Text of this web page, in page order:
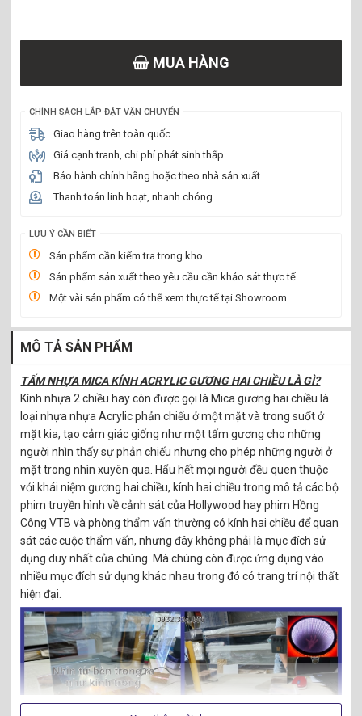
MUA HÀNG
CHÍNH SÁCH LẮP ĐẶT VẬN CHUYỂN
Giao hàng trên toàn quốc
Giá cạnh tranh, chi phí phát sinh thấp
Bảo hành chính hãng hoặc theo nhà sản xuất
Thanh toán linh hoạt, nhanh chóng
LƯU Ý CẦN BIẾT
Sản phẩm cần kiểm tra trong kho
Sản phẩm sản xuất theo yêu cầu cần khảo sát thực tế
Một vài sản phẩm có thể xem thực tế tại Showroom
MÔ TẢ SẢN PHẨM
TẤM NHỰA MICA KÍNH ACRYLIC GƯƠNG HAI CHIỀU LÀ GÌ?
Kính nhựa 2 chiều hay còn được gọi là Mica gương hai chiều là
loại nhựa nhựa Acrylic phản chiếu ở một mặt và trong suốt ở
mặt kia, tạo cảm giác giống như một tấm gương cho những
người nhìn thấy sự phản chiếu nhưng cho phép những người ở
mặt trong nhìn xuyên qua. Hẩu hết mọi người đều quen thuộc
với khái niệm gương hai chiều, kính hai chiều trong mô tả các bộ
phim truyền hình về cảnh sát của Hollywood hay phim Hồng
Công VTB và phòng thẩm vấn thường có kính hai chiều để quan
sát các cuộc thẩm vấn, nhưng đây không phải là mục đích sử
dụng duy nhất của chúng. Mà chúng còn được ứng dụng vào
nhiều mục đích sử dụng khác nhau trong đó có trang trí nội thất
hiện đại.